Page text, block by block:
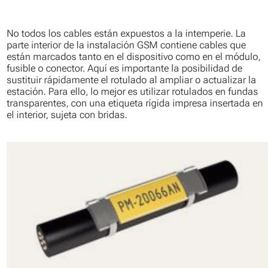
No todos los cables están expuestos a la intemperie. La
parte interior de la instalación GSM contiene cables que
están marcados tanto en el dispositivo como en el módulo,
fusible o conector. Aquí es importante la posibilidad de
sustituir rápidamente el rotulado al ampliar o actualizar la
estación. Para ello, lo mejor es utilizar rotulados en fundas
transparentes, con una etiqueta rígida impresa insertada en
el interior, sujeta con bridas.